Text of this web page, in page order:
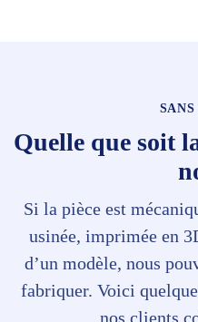
Quelle que soit
Si la pièce est
usinée, imprimée en
d’un modèle, nous
fabriquer. Voici
nos clients